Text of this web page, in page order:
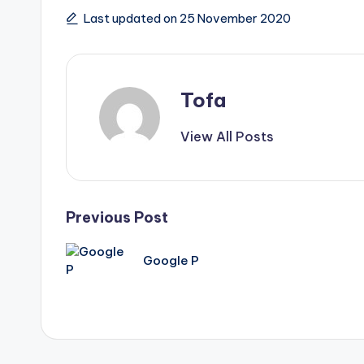
Tags:Last updated on 25 November 2020
Tofa
View All Posts
Post
navigation
Previous Post
Google P